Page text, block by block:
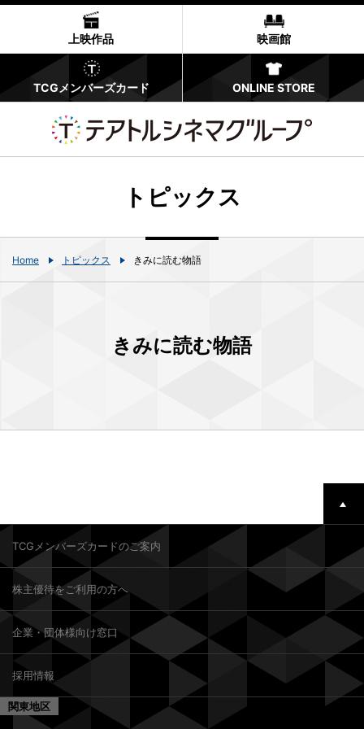
上映作品 映画館
TCGメンバーズカード ONLINE STORE
トピックス
Home トピックス きみに読む物語
きみに読む物語
TCGメンバーズカードのご案内
株主優待をご利用の方へ
企業・団体様向け窓口
採用情報
関東地区